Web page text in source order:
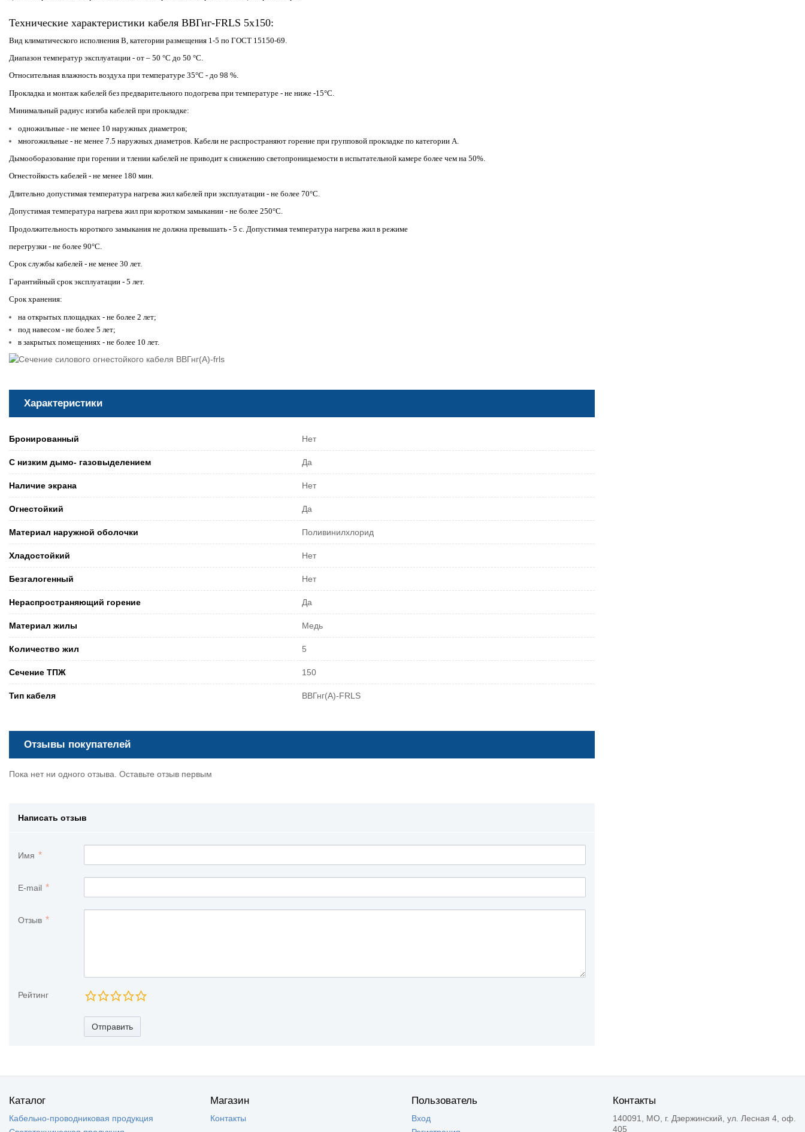
Технические характеристики кабеля ВВГнг-FRLS 5х150:
Вид климатического исполнения В, категории размещения 1-5 по ГОСТ 15150-69.
Диапазон температур эксплуатации - от – 50 °С до 50 °С.
Относительная влажность воздуха при температуре 35°С - до 98 %.
Прокладка и монтаж кабелей без предварительного подогрева при температуре - не ниже -15°С.
Минимальный радиус изгиба кабелей при прокладке:
одножильные - не менее 10 наружных диаметров;
многожильные - не менее 7.5 наружных диаметров. Кабели не распространяют горение при групповой прокладке по категории А.
Дымооборазование при горении и тлении кабелей не приводит к снижению светопроницаемости в испытательной камере более чем на 50%.
Огнестойкость кабелей - не менее 180 мин.
Длительно допустимая температура нагрева жил кабелей при эксплуатации - не более 70°С.
Допустимая температура нагрева жил при коротком замыкании - не более 250°С.
Продолжительность короткого замыкания не должна превышать - 5 с. Допустимая температура нагрева жил в режиме
перегрузки - не более 90°С.
Срок службы кабелей - не менее 30 лет.
Гарантийный срок эксплуатации - 5 лет.
Срок хранения:
на открытых площадках - не более 2 лет;
под навесом - не более 5 лет;
в закрытых помещениях - не более 10 лет.
Характеристики
Бронированный Нет
С низким дымо- газовыделением Да
Наличие экрана Нет
Огнестойкий Да
Материал наружной оболочки Поливинилхлорид
Хладостойкий Нет
Безгалогенный Нет
Нераспространяющий горение Да
Материал жилы Медь
Количество жил 5
Сечение ТПЖ 150
Тип кабеля ВВГнг(А)-FRLS
Отзывы покупателей
Пока нет ни одного отзыва. Оставьте отзыв первым
Написать отзыв
Имя
E-mail
Отзыв
Рейтинг
Отправить
Каталог
Кабельно-проводниковая продукция
Магазин
Контакты
Пользователь
Вход
Контакты
140091, МО, г. Дзержинский, ул. Лесная 4, оф.
405